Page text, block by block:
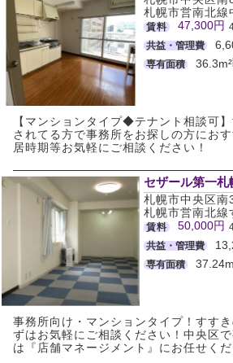
札幌市営南北
賃料 47,300円
共益・管理費
専有面積 36.3m²
【マンションタイプ◆テナント相談可
されてる方で事務所をお探しの方にお
居時期等お気軽にご相談ください！
セザール第一札
札幌市中央区南
札幌市営南北
賃料 50,000円
共益・管理費
専有面積
事務所向け・マンションタイプ！すす
ずはお気軽にご相談ください！中央区
は『店舗マネージメント』にお任せくだ